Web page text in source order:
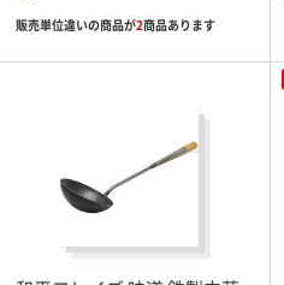
販売単位違いの商品が2商品あります